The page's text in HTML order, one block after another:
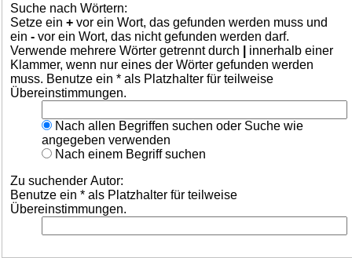
Suche nach Wörtern:
Setze ein + vor ein Wort, das gefunden werden muss und
ein - vor ein Wort, das nicht gefunden werden darf.
Verwende mehrere Wörter getrennt durch
innerhalb einer
Klammer, wenn nur eines der Wörter gefunden werden
muss. Benutze ein * als Platzhalter für teilweise
Übereinstimmungen.
Nach allen Begriffen suchen oder Suche wie
angegeben verwenden
Nach einem Begriff suchen
Zu suchender Autor:
Benutze ein * als Platzhalter für teilweise
Übereinstimmungen.